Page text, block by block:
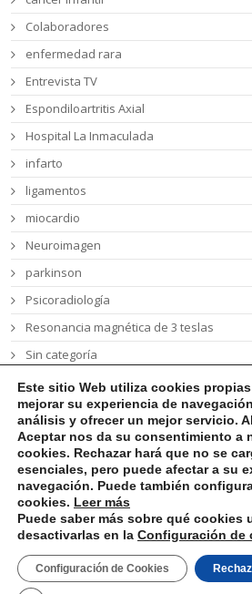
Colaboradores
enfermedad rara
Entrevista TV
Espondiloartritis Axial
Hospital La Inmaculada
infarto
ligamentos
miocardio
Neuroimagen
parkinson
Psicoradiología
Resonancia magnética de 3 teslas
Sin categoría
síndrome Wolfram
talón de Aquiles
tumor cerebral
Aviso Legal Política de Privacidad
Políica de Calidad Medioambiental
Este sitio Web utiliza cookies
mejorar su experiencia de
análisis y ofrecer un mejor servicio.
Aceptar nos da su consentimiento a
cookies. Rechazar hará que no se
esenciales, pero puede afectar a su
navegación. Puede también
cookies. Leer más
Puede saber más sobre qué cookies
desactivarlas en la Configuración de
Configuración de Cookies